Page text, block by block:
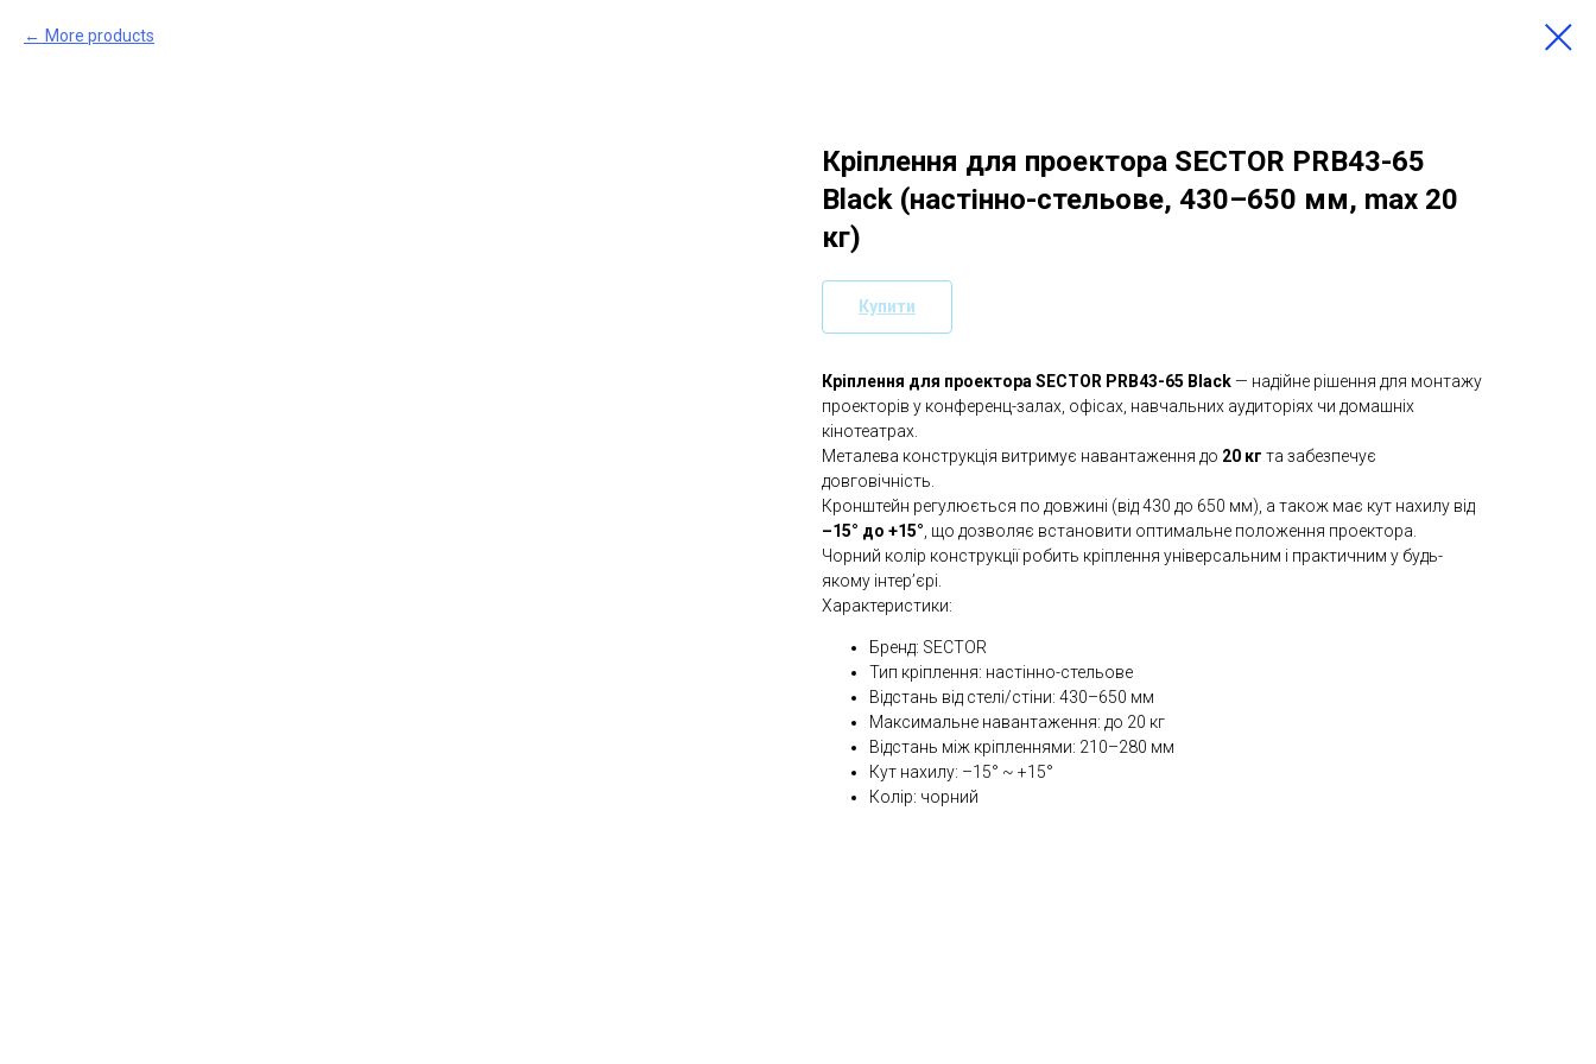
More products
Кріплення для проектора SECTOR PRB43-65
Black (настінно-стельове, 430–650 мм, max 20
кг)
Купити
Кріплення для проектора SECTOR PRB43-65 Black— надійне рішення для монтажу
проекторів у конференц-залах, офісах, навчальних аудиторіях чи домашніх
кінотеатрах.
Металева конструкція витримує навантаження до 20 кг та забезпечує
довговічність.
Кронштейн регулюється по довжині (від 430 до 650 мм), а також має кут нахилу від
–15° до +15° , що дозволяє встановити оптимальне положення проектора.
Чорний колір конструкції робить кріплення універсальним і практичним у будь-
якому інтер’єрі.
Характеристики:
Бренд: SECTOR
Тип кріплення: настінно-стельове
Відстань від стелі/стіни: 430–650 мм
Максимальне навантаження: до 20 кг
Відстань між кріпленнями: 210–280 мм
Кут нахилу: –15° ~ +15°
Колір: чорний